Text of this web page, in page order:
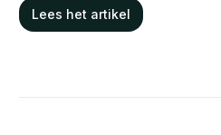
Lees het artikel